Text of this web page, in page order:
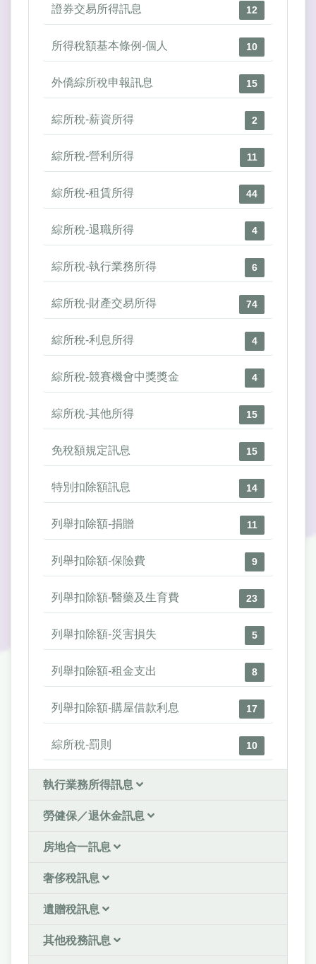
證券交易所得訊息 12
所得稅額基本條例-個人 10
外僑綜所稅申報訊息 15
綜所稅-薪資所得 2
綜所稅-營利所得 11
綜所稅-租賃所得 44
綜所稅-退職所得 4
綜所稅-執行業務所得 6
綜所稅-財產交易所得 74
綜所稅-利息所得 4
綜所稅-競賽機會中獎獎金 4
綜所稅-其他所得 15
免稅額規定訊息 15
特別扣除額訊息 14
列舉扣除額-捐贈 11
列舉扣除額-保險費 9
列舉扣除額-醫藥及生育費 23
列舉扣除額-災害損失 5
列舉扣除額-租金支出 8
列舉扣除額-購屋借款利息 17
綜所稅-罰則 10
執行業務所得訊息
勞健保／退休金訊息
房地合一訊息
奢侈稅訊息
遺贈稅訊息
其他稅務訊息